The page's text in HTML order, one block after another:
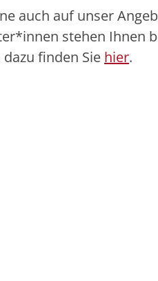
auch auf unser
stehen Ihnen
finden Sie hier.